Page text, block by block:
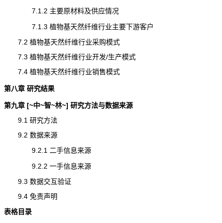
7.1.2 主要原材料及供应情况
7.1.3 植物基天然纤维行业主要下游客户
7.2 植物基天然纤维行业采购模式
7.3 植物基天然纤维行业开发/生产模式
7.4 植物基天然纤维行业销售模式
第八章 研究结果
第九章 [~中~智~林~] 研究方法与数据来源
9.1 研究方法
9.2 数据来源
9.2.1 二手信息来源
9.2.2 一手信息来源
9.3 数据交互验证
9.4 免责声明
表格目录